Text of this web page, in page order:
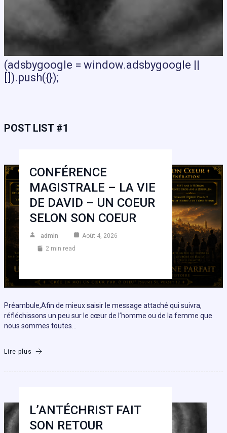
(adsbygoogle = window.adsbygoogle ||
[]).push({});
POST LIST #1
CONFÉRENCE
MAGISTRALE – LA VIE
DE DAVID – UN COEUR
SELON SON COEUR
admin
Août 4, 2026
2 min read
Préambule,Afin de mieux saisir le message attaché qui suivra,
réfléchissons un peu sur le cœur de l’homme ou de la femme que
nous sommes toutes…
Lire plus
L’ANTÉCHRIST FAIT
SON RETOUR